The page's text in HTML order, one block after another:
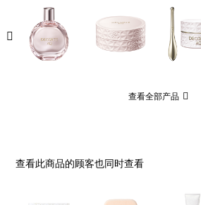
查看全部产品
查看此商品的顾客也同时查看